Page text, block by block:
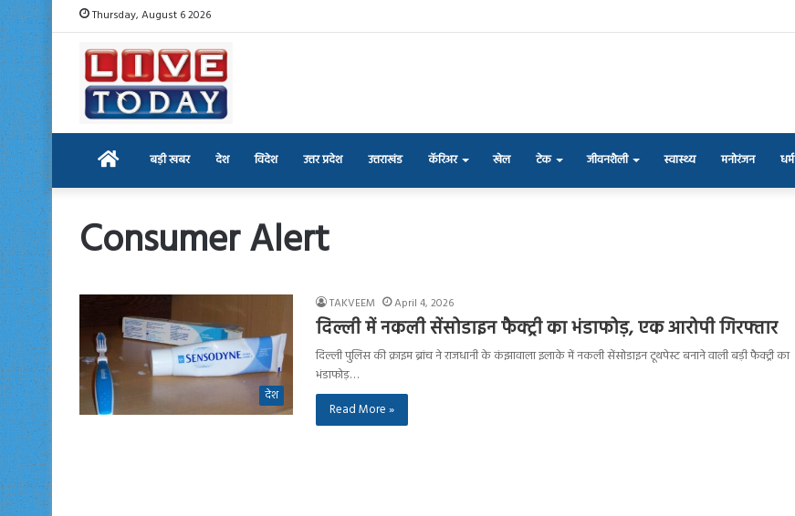
Thursday, August 6 2026
Home बड़ी खबर देश विदेश उत्तर प्रदेश उत्तराखंड कॅरिअर खेल टेक जीवनशैली स्वास्थ्य मनोरंजन धर्म
Consumer Alert
देश
TAKVEEM April 4, 2026
दिल्ली में नकली सेंसोडाइन फैक्ट्री का भंडाफोड़, एक आरोपी गिरफ्तार
दिल्ली पुलिस की क्राइम ब्रांच ने राजधानी के कंझावाला इलाके में नकली सेंसोडाइन टूथपेस्ट बनाने वाली बड़ी फैक्ट्री का
भंडाफोड़…
Read More »